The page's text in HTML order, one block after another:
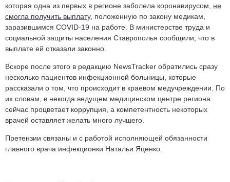
которая одна из первых в регионе заболела коронавирусом, не
смогла получить выплату, положенную по закону медикам,
заразившимся COVID-19 на работе. В министерстве труда и
социальной защиты населения Ставрополья сообщили, что в
выплате ей отказали законно.
Вскоре после этого в редакцию NewsTracker обратились сразу
несколько пациентов инфекционной больницы, которые
рассказали о том, что происходит в краевом медучреждении. По
их словам, в некогда ведущем медицинском центре региона
сейчас процветает коррупция, а компетентность некоторых
врачей оставляет желать много лучшего.
Претензии связаны и с работой исполняющей обязанности
главного врача инфекционки Натальи Яценко.